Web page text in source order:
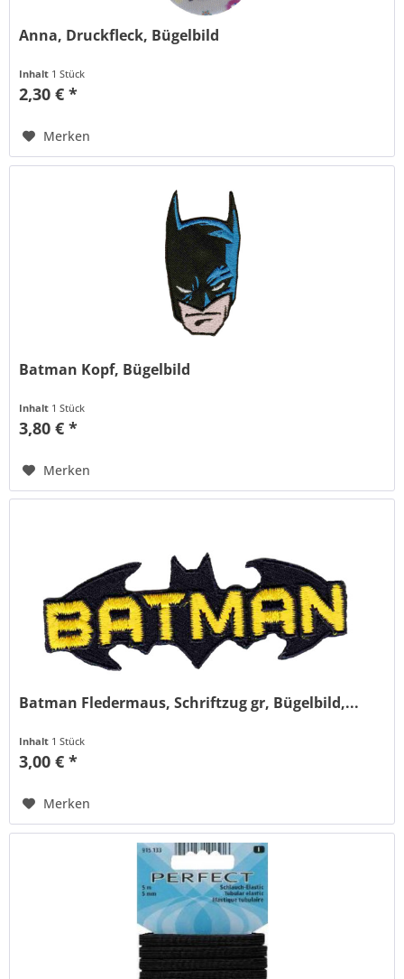
Anna, Druckfleck, Bügelbild
Inhalt 1 Stück
2,30 € *
Merken
Batman Kopf, Bügelbild
Inhalt 1 Stück
3,80 € *
Merken
Batman Fledermaus, Schriftzug gr, Bügelbild,...
Inhalt 1 Stück
3,00 € *
Merken